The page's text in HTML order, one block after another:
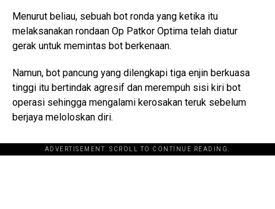
Menurut beliau, sebuah bot ronda yang ketika itu
melaksanakan rondaan Op Patkor Optima telah diatur
gerak untuk memintas bot berkenaan.
Namun, bot pancung yang dilengkapi tiga enjin berkuasa
tinggi itu bertindak agresif dan merempuh sisi kiri bot
operasi sehingga mengalami kerosakan teruk sebelum
berjaya meloloskan diri.
ADVERTISEMENT. SCROLL TO CONTINUE READING.